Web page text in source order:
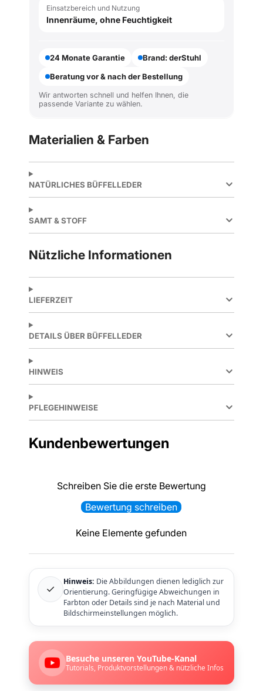
Einsatzbereich und Nutzung
Innenräume, ohne Feuchtigkeit
24 Monate Garantie
Brand: derStuhl
Beratung vor & nach der Bestellung
Wir antworten schnell und helfen Ihnen, die
passende Variante zu wählen.
Materialien & Farben
NATÜRLICHES BÜFFELLEDER
SAMT & STOFF
Nützliche Informationen
LIEFERZEIT
DETAILS ÜBER BÜFFELLEDER
HINWEIS
PFLEGEHINWEISE
Kundenbewertungen
Schreiben Sie die erste Bewertung
Bewertung schreiben
Keine Elemente gefunden
✓
Hinweis: Die Abbildungen dienen lediglich zur
Orientierung. Geringfügige Abweichungen in
Farbton oder Details sind je nach Material und
Bildschirmeinstellungen möglich.
Besuche unseren YouTube-Kanal
Tutorials, Produktvorstellungen & nützliche Infos